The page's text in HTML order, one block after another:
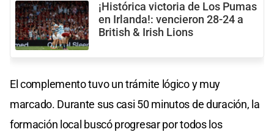
¡Histórica victoria de Los Pumas
en Irlanda!: vencieron 28-24 a
British & Irish Lions
El complemento tuvo un trámite lógico y muy
marcado. Durante sus casi 50 minutos de duración, la
formación local buscó progresar por todos los